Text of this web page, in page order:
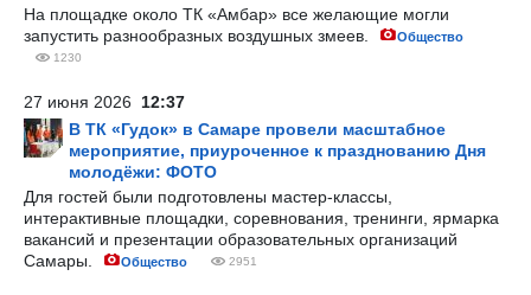
На площадке около ТК «Амбар» все желающие могли
запустить разнообразных воздушных змеев.
Общество
1230
27 июня 2026 12:37
В ТК «Гудок» в Самаре провели масштабное
мероприятие, приуроченное к празднованию Дня
молодёжи: ФОТО
Для гостей были подготовлены мастер-классы,
интерактивные площадки, соревнования, тренинги, ярмарка
вакансий и презентации образовательных организаций
Самары.
Общество 2951